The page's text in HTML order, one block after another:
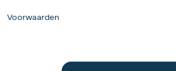
Voorwaarden